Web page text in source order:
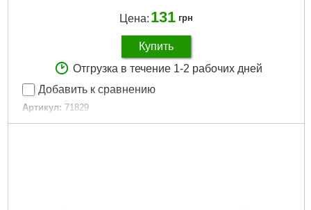
Цена: 131 грн
Купить
Отгрузка в течение 1-2 рабочих дней
Добавить к сравнению
Артикул: 71829
Код товара: 30.57.26